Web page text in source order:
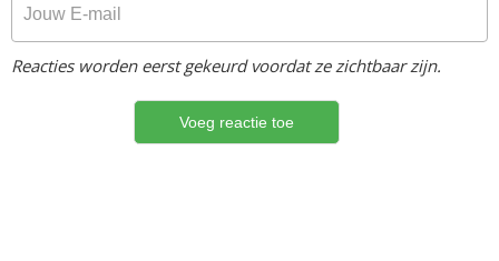
Reacties worden eerst gekeurd voordat ze zichtbaar zijn.